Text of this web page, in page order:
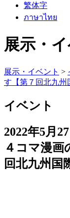
繁体字
ภาษาไทย
展示・
展示・イベント >
す【第７回北九州
イベント
2022年5月
４コマ漫画
回北九州国